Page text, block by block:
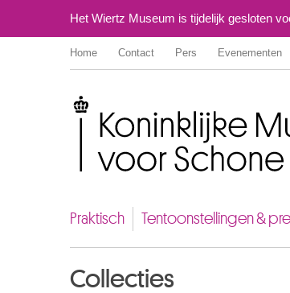
Het Wiertz Museum is tijdelijk gesloten
Home Contact Pers Evenementen
Praktisch Tentoonstellingen &
Collecties